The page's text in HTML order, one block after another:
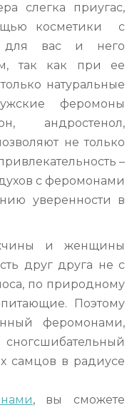
слегка приугас,
косметики с
для вас и него
так как при ее
натуральные
феромоны
андростенол,
не только
–
с феромонами
уверенности в
и женщины
друг друга не с
по природному
Поэтому
феромонами,
самцов в радиусе
, вы сможете